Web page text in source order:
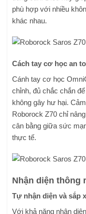
phù hợp với nhiều
khác nhau.
Cách tay cơ học an
Cánh tay cơ học
chỉnh, đủ chắc chắn
không gây hư hại.
Roborock Z70 chỉ
cân bằng giữa sức
thực tế.
Nhận diện thông
Tự nhận diện và sắp
Với khả năng nhận